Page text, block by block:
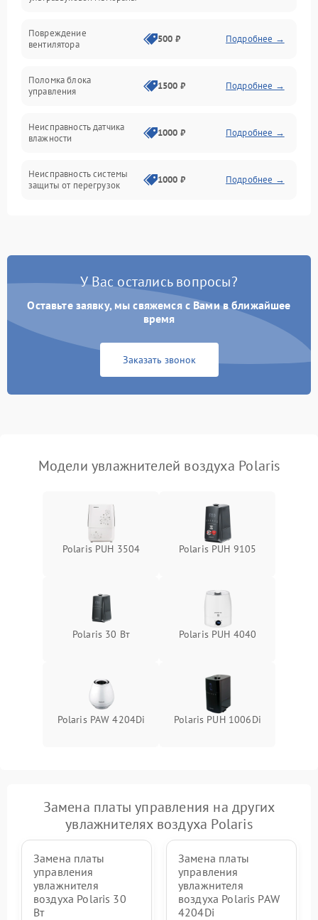
Датчики
Повреждение
вентилятора
500 ₽ Подробнее →
Поломка блока
управления
1500 ₽ Подробнее →
Неисправность датчика
влажности
1000 ₽ Подробнее →
Неисправность системы
защиты от перегрузок
1000 ₽ Подробнее →
Поломка системы защиты
от короткого замыкания
1000 ₽ Подробнее →
защиты от перегрева
Подробнее →
Повреждение системы
перенапряжения
Не отключается Подробнее →
У Вас остались вопросы?
Оставьте заявку, мы свяжемся с Вами в ближайшее
время
Заказать звонок
Модели увлажнителей воздуха Polaris
Polaris PUH 3504 Polaris PUH 9105
Polaris 30 Вт Polaris PUH 4040
Polaris PAW 4204Di Polaris PUH 1006Di
Замена платы управления на других
увлажнителях воздуха Polaris
Замена платы
управления
увлажнителя
воздуха Polaris 30
Вт
Замена платы
управления
увлажнителя
воздуха Polaris PAW
4204Di